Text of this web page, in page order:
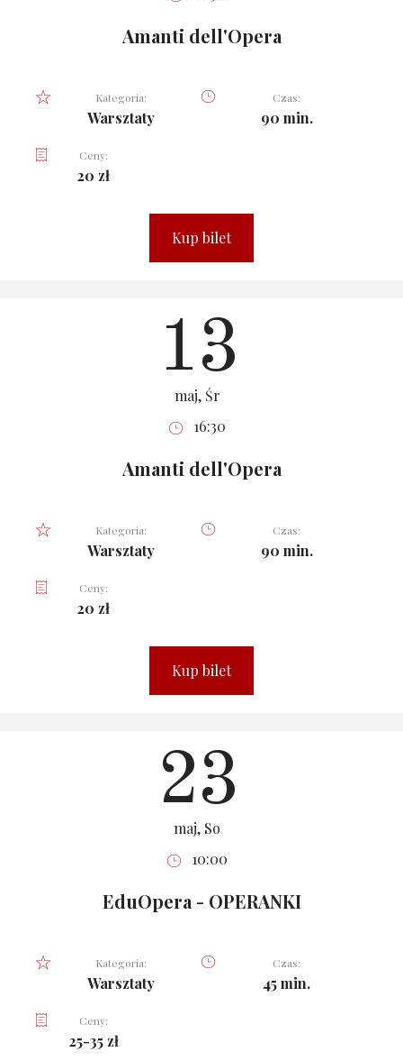
Amanti dell'Opera
Kategoria:
Warsztaty
Czas:
90 min.
Ceny:
20 zł
Kup bilet
13
maj, Śr
16:30
Amanti dell'Opera
Kategoria:
Warsztaty
Czas:
90 min.
Ceny:
20 zł
Kup bilet
23
maj, So
10:00
EduOpera - OPERANKI
Kategoria:
Warsztaty
Czas:
45 min.
Ceny:
25-35 zł